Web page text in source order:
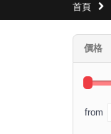
首頁
價格
from